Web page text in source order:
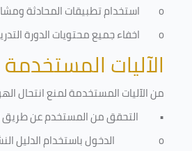
o
استخدام تطبيقات المحادثة
o
اخفاء جميع محتويات الدورة
الآليات
من الآليات المستخدمة لمنعانتحال
• التحقق من المستخدم عن طريق
o
الدخول باستخدام الدليل